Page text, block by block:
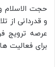
حجت الاسلام
و قدردانی از
عرصه ترویج
برای فعالیت